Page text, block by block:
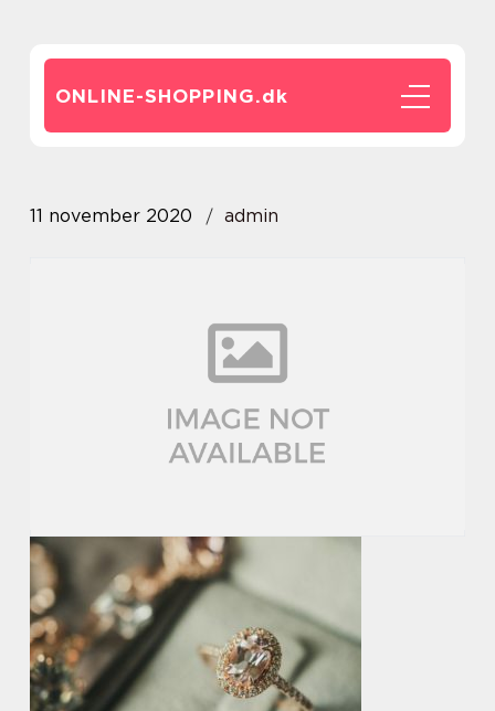
ONLINE-SHOPPING.dk
11 november 2020 admin